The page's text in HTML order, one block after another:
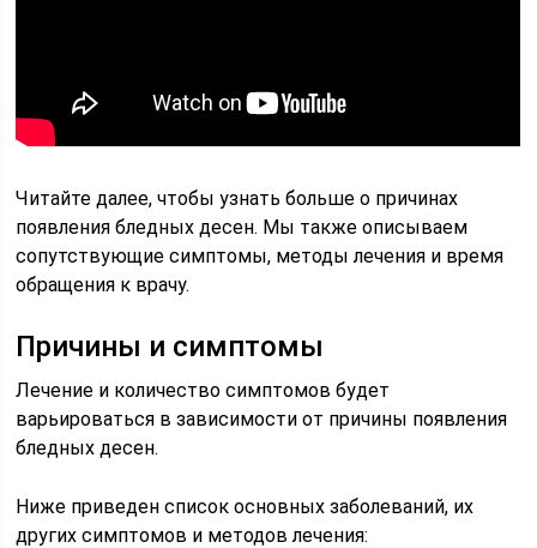
Читайте далее, чтобы узнать больше о причинах
появления бледных десен. Мы также описываем
сопутствующие симптомы, методы лечения и время
обращения к врачу.
Причины и симптомы
Лечение и количество симптомов будет
варьироваться в зависимости от причины появления
бледных десен.
Ниже приведен список основных заболеваний, их
других симптомов и методов лечения: